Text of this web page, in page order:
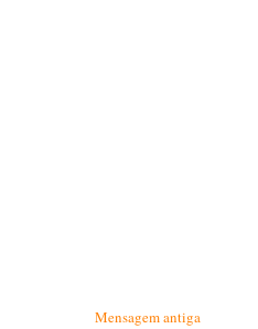
Mensagem antiga